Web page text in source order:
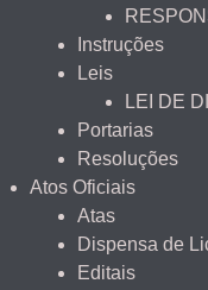
Instruções
Leis
LEI DE
Portarias
Resoluções
Atos Oficiais
Atas
Dispensa de
Editais